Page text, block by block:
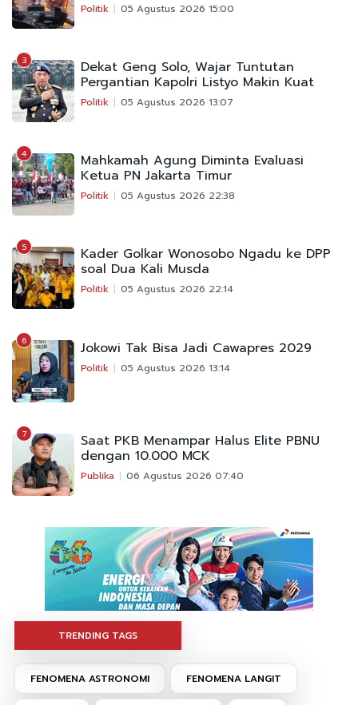
Politik 05 Agustus 2026 15:00
3 Dekat Geng Solo, Wajar Tuntutan
Pergantian Kapolri Listyo Makin Kuat
Politik 05 Agustus 2026 13:07
4 Mahkamah Agung Diminta Evaluasi
Ketua PN Jakarta Timur
Politik 05 Agustus 2026 22:38
5 Kader Golkar Wonosobo Ngadu ke DPP
soal Dua Kali Musda
Politik 05 Agustus 2026 22:14
6 Jokowi Tak Bisa Jadi Cawapres 2029
Politik 05 Agustus 2026 13:14
7 Saat PKB Menampar Halus Elite PBNU
dengan 10.000 MCK
Publika 06 Agustus 2026 07:40
TRENDING TAGS
FENOMENA ASTRONOMI FENOMENA LANGIT